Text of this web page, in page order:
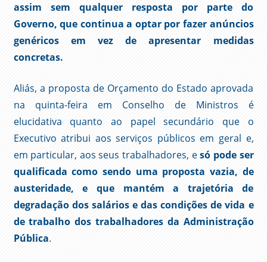
assim sem qualquer resposta por parte do
Governo, que continua a optar por fazer anúncios
genéricos em vez de apresentar medidas
concretas.
Aliás, a proposta de Orçamento do Estado aprovada
na quinta-feira em Conselho de Ministros é
elucidativa quanto ao papel secundário que o
Executivo atribui aos serviços públicos em geral e,
em particular, aos seus trabalhadores, esó pode ser
qualificada como sendo uma proposta vazia, de
austeridade, e que mantém a trajetória de
degradação dos salários e das condições de vida e
de trabalho dos trabalhadores da Administração
Pública.